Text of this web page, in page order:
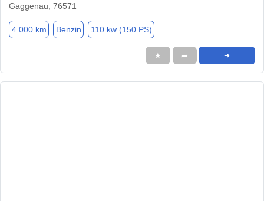
Gaggenau, 76571
4.000 km Benzin 110 kw (150 PS)
★ ➦ ➜